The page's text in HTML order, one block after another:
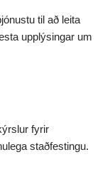
til að leita
upplýsingar um
fyrir
staðfestingu.